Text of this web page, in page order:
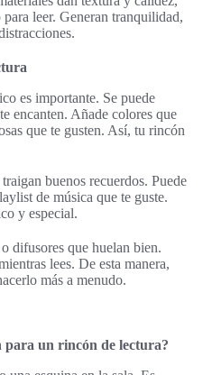
leer. Generan tranquilidad,
es importante. Se puede
encanten. Añade colores que
que te gusten. Así, tu rincón
buenos recuerdos. Puede
de música que te guste.
y especial.
difusores que huelan bien.
lees. De esta manera,
más a menudo.
para un rincón de lectura?